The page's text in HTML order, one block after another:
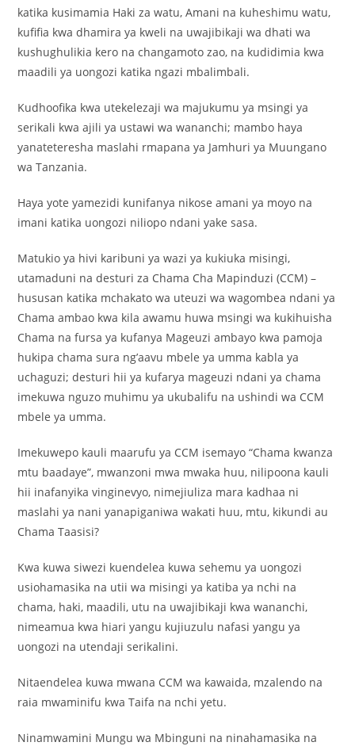
katika kusimamia Haki za watu, Amani na kuheshimu watu,
kufifia kwa dhamira ya kweli na uwajibikaji wa dhati wa
kushughulikia kero na changamoto zao, na kudidimia kwa
maadili ya uongozi katika ngazi mbalimbali.
Kudhoofika kwa utekelezaji wa majukumu ya msingi ya
serikali kwa ajili ya ustawi wa wananchi; mambo haya
yanateteresha maslahi rmapana ya Jamhuri ya Muungano
wa Tanzania.
Haya yote yamezidi kunifanya nikose amani ya moyo na
imani katika uongozi niliopo ndani yake sasa.
Matukio ya hivi karibuni ya wazi ya kukiuka misingi,
utamaduni na desturi za Chama Cha Mapinduzi (CCM) –
hususan katika mchakato wa uteuzi wa wagombea ndani ya
Chama ambao kwa kila awamu huwa msingi wa kukihuisha
Chama na fursa ya kufanya Mageuzi ambayo kwa pamoja
hukipa chama sura ng’aavu mbele ya umma kabla ya
uchaguzi; desturi hii ya kufarya mageuzi ndani ya chama
imekuwa nguzo muhimu ya ukubalifu na ushindi wa CCM
mbele ya umma.
Imekuwepo kauli maarufu ya CCM isemayo “Chama kwanza
mtu baadaye”, mwanzoni mwa mwaka huu, nilipoona kauli
hii inafanyika vinginevyo, nimejiuliza mara kadhaa ni
maslahi ya nani yanapiganiwa wakati huu, mtu, kikundi au
Chama Taasisi?
Kwa kuwa siwezi kuendelea kuwa sehemu ya uongozi
usiohamasika na utii wa misingi ya katiba ya nchi na
chama, haki, maadili, utu na uwajibikaji kwa wananchi,
nimeamua kwa hiari yangu kujiuzulu nafasi yangu ya
uongozi na utendaji serikalini.
Nitaendelea kuwa mwana CCM wa kawaida, mzalendo na
raia mwaminifu kwa Taifa na nchi yetu.
Ninamwamini Mungu wa Mbinguni na ninahamasika na